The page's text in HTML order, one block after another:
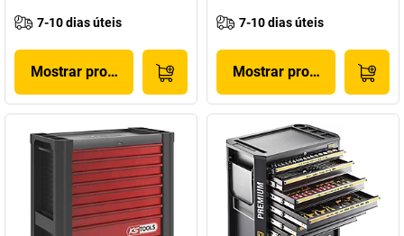
7-10 dias úteis
Mostrar produto
7-10 dias úteis
Mostrar produto